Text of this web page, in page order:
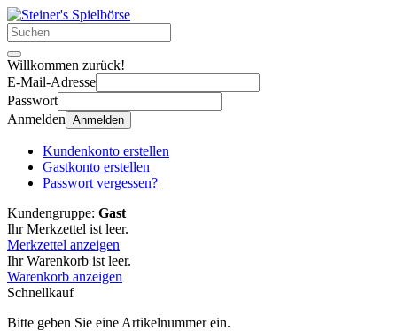
Willkommen zurück!
E-Mail-Adresse
Passwort
Anmelden Anmelden
Kundenkonto erstellen
Gastkonto erstellen
Passwort vergessen?
Kundengruppe: Gast
Ihr Merkzettel ist leer.
Merkzettel anzeigen
Ihr Warenkorb ist leer.
Warenkorb anzeigen
Schnellkauf
Bitte geben Sie eine Artikelnummer ein.